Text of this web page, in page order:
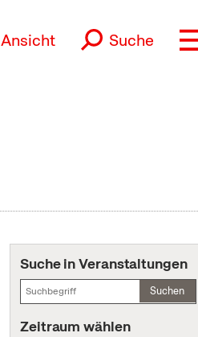
Ansicht Suche
Suche in Veranstaltungen
Suchen
Zeitraum wählen